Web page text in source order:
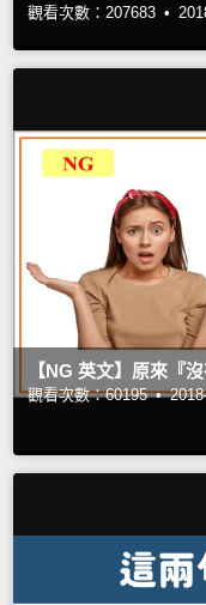
觀看次數：207683 •
【NG 英文】原來『
觀看次數：60195 •